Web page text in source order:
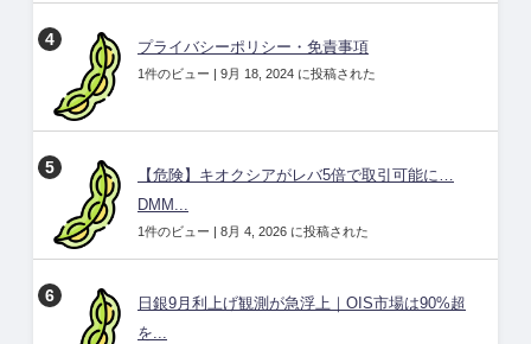
プライバシーポリシー・免責事項
1件のビュー | 9月 18, 2024 に投稿された
【危険】キオクシアがレバ5倍で取引可能に…
DMM...
1件のビュー | 8月 4, 2026 に投稿された
日銀9月利上げ観測が急浮上｜OIS市場は90%超
を...